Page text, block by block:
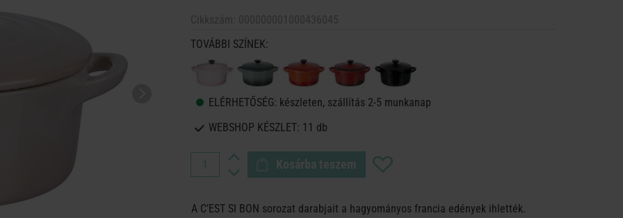
TOVÁBBI SZÍNEK:
ELÉRHETŐSÉG: készleten, szállítás 2-5 munkanap
WEBSHOP KÉSZLET: 11 db
Kosárba teszem
A C’EST SI BON sorozat darabjait a hagyományos francia edények ihlették.